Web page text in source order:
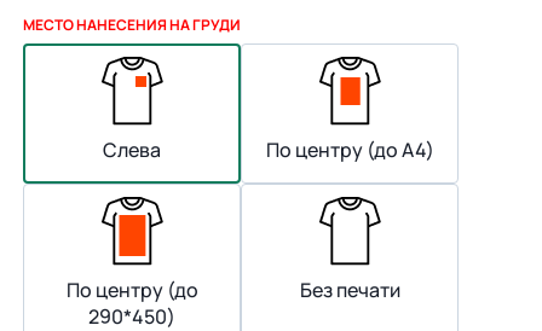
МЕСТО НАНЕСЕНИЯ НА ГРУДИ
Слева По центру (до А4)
По центру (до
290*450)
Без печати